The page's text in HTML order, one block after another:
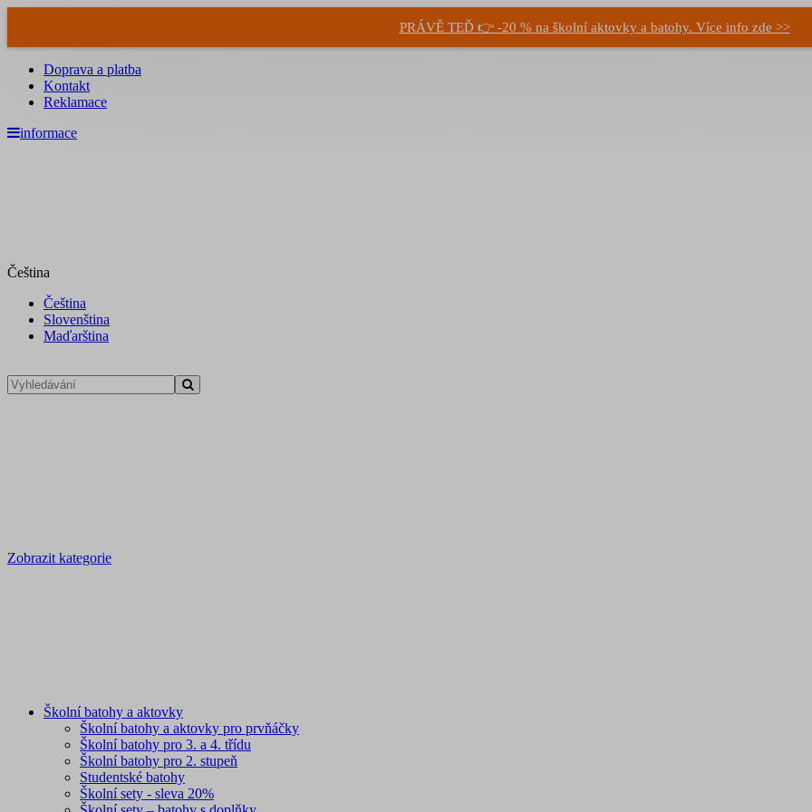
PRÁVĚ TEĎ 👉 -20 % na školní aktovky a batohy. Více info zde >>
Doprava a platba
Kontakt
Reklamace
informace
Čeština
Čeština
Slovenština
Maďarština
Zobrazit kategorie
Školní batohy a aktovky
Školní batohy a aktovky pro prvňáčky
Školní batohy pro 3. a 4. třídu
Školní batohy pro 2. stupeň
Studentské batohy
Školní sety - sleva 20%